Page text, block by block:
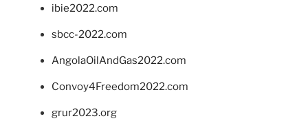
ibie2022.com
sbcc-2022.com
AngolaOilAndGas2022.com
Convoy4Freedom2022.com
grur2023.org